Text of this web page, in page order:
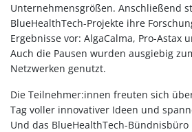
Unternehmensgrößen. Anschließend
BlueHealthTech-Projekte ihre
Ergebnisse vor: AlgaCalma, Pro-Astax
Auch die Pausen wurden ausgiebig
Netzwerken genutzt.
Die Teilnehmer:innen freuten sich
Tag voller innovativer Ideen und
Und das BlueHealthTech-